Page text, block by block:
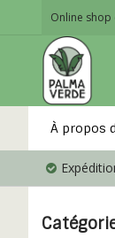
Online shop
À propos